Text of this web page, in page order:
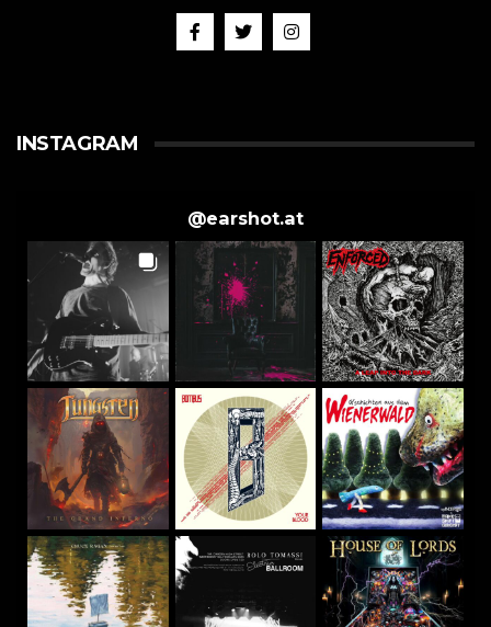
INSTAGRAM
@earshot.at